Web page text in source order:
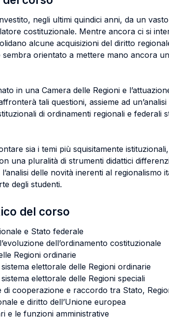
negli ultimi quindici anni, da un
costituzionale. Mentre ancora ci si
alcune acquisizioni del diritto
orientato a mettere mano ancora
in una Camera delle Regioni e
tali questioni, assieme ad
di ordinamenti regionali e
sia i temi più squisitamente
una pluralità di strumenti didattici
delle novità inerenti al
degli studenti.
del corso
e Stato federale
dell’ordinamento costituzionale
Regioni ordinarie
elettorale delle Regioni ordinarie
elettorale delle Regioni speciali
cooperazione e raccordo tra Stato,
e diritto dell’Unione europea
e le funzioni amministrative